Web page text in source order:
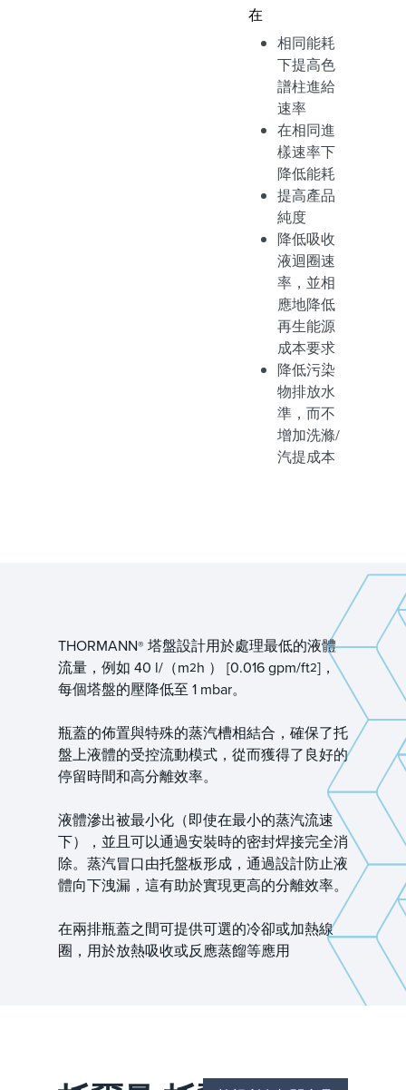
在
相同能耗
下提高色
譜柱進給
速率
在相同進
樣速率下
降低能耗
提高產品
純度
降低吸收
液迴圈速
率，並相
應地降低
再生能源
成本要求
降低污染
物排放水
準，而不
增加洗滌/
汽提成本
THORMANN® 塔盤設計用於處理最低的液體
流量，例如 40 l/（m2h ） [0.016 gpm/ft2]，
每個塔盤的壓降低至 1 mbar。
瓶蓋的佈置與特殊的蒸汽槽相結合，確保了托
盤上液體的受控流動模式，從而獲得了良好的
停留時間和高分離效率。
液體滲出被最小化（即使在最小的蒸汽流速
下），並且可以通過安裝時的密封焊接完全消
除。蒸汽冒口由托盤板形成，通過設計防止液
體向下洩漏，這有助於實現更高的分離效率。
在兩排瓶蓋之間可提供可選的冷卻或加熱線
圈，用於放熱吸收或反應蒸餾等應用